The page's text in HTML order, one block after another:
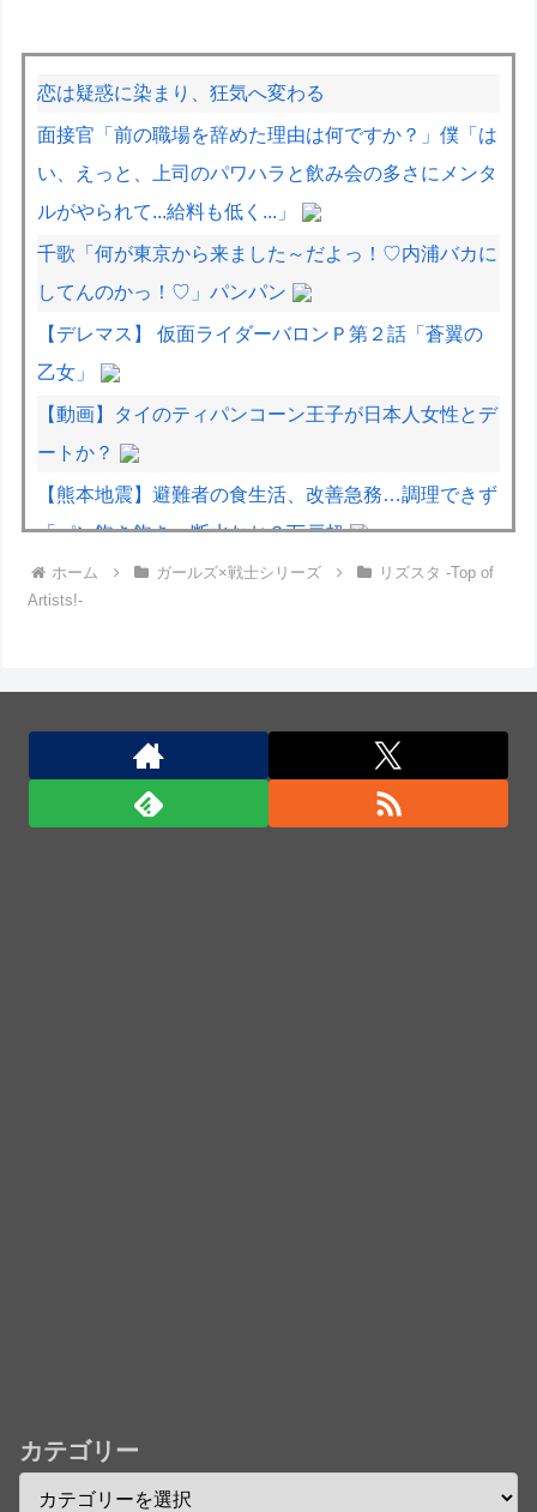
恋は疑惑に染まり、狂気へ変わる
面接官「前の職場を辞めた理由は何ですか？」僕「は
い、えっと、上司のパワハラと飲み会の多さにメンタ
ルがやられて...給料も低く...」
千歌「何が東京から来ました～だよっ！♡内浦バカに
してんのかっ！♡」パンパン
【デレマス】 仮面ライダーバロンＰ第２話「蒼翼の
乙女」
【動画】タイのティパンコーン王子が日本人女性とデ
ートか？
【熊本地震】避難者の食生活、改善急務…調理できず
「パン飽き飽き」断水なお３万戸超
【熊本地震】車中泊避難して留守の家からエアコン室
イタリア・ナポリ近郊で過去40年で最大規模の地震
「M4.7」の揺れを観測
熟練オペレーター不要な「迎撃ドローン」のテストを
完了…自らが目標を追尾する映像公開！
Powered by livedoor 相互RSS
ホーム ガールズ×戦士シリーズ
リズスタ -Top of
Artists!-
カテゴリー